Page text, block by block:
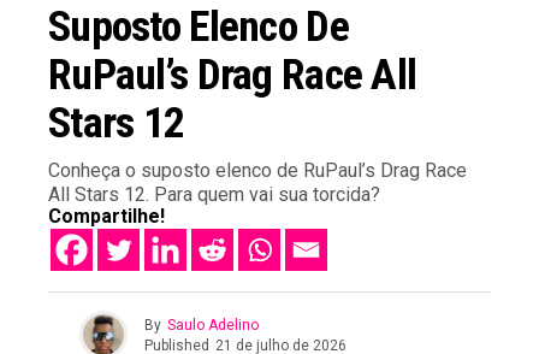
Suposto Elenco De
RuPaul’s Drag Race All
Stars 12
Conheça o suposto elenco de RuPaul’s Drag Race
All Stars 12. Para quem vai sua torcida?
Compartilhe!
By Saulo Adelino
Published 21 de julho de 2026